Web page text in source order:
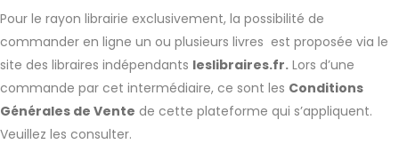
Pour le rayon librairie exclusivement, la possibilité de
commander en ligne un ou plusieurs livres est proposée via le
site des libraires indépendants leslibraires.fr. Lors d’une
commande par cet intermédiaire, ce sont les Conditions
Générales de Vente de cette plateforme qui s’appliquent.
Veuillez les consulter.